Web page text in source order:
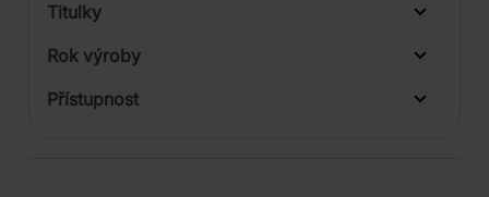
Titulky
Rok výroby
Přístupnost